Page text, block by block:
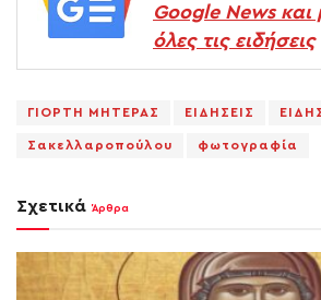
Google News
όλες τις ειδήσεις
ΓΙΟΡΤΗ ΜΗΤΕΡΑΣ ΕΙΔΗΣΕΙΣ
Σακελλαροπούλου φωτογραφία
Σχετικά Άρθρα